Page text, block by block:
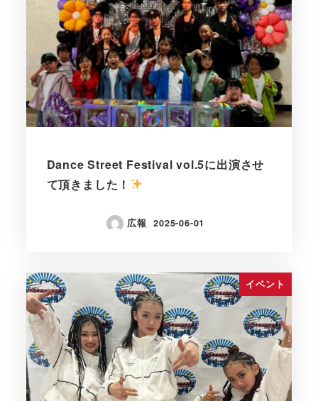
Dance Street Festival vol.5に出演させ
て頂きました！
広報 2025-06-01
イベント